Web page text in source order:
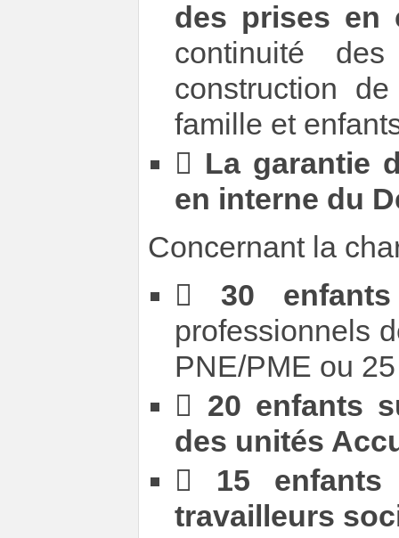
des prises en
continuité
construction
famille et
 La garantie
en interne du
Concernant la
 30
professionnels
PNE/PME ou
 20 enfants
des unités
 15
travailleurs